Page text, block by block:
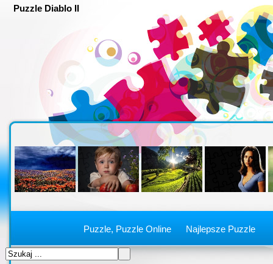
Puzzle Diablo II
Puzzle, Puzzle Online Najlepsze Puzzle